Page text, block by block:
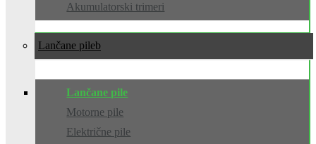
Akumulatorski trimeri
Lančane pile
Lančane pile
Motorne pile
Električne pile